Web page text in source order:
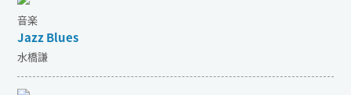
音楽
Jazz Blues
水橋謙